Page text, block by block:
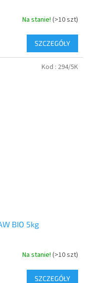
Na stanie! (>10 szt)
SZCZEGÓŁY
BIO 5kg
Na stanie! (>10 szt)
SZCZEGÓŁY
Kod : 294/5K